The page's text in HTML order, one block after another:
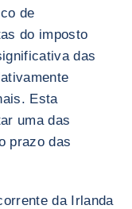
de
do imposto
das
Esta
uma das
prazo das
da Irlanda